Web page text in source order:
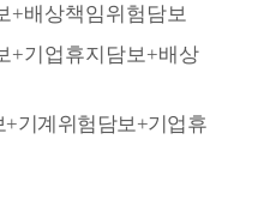
+배상책임위험담보
+기업휴지담보 +배상
+기계위험담보 +기업휴